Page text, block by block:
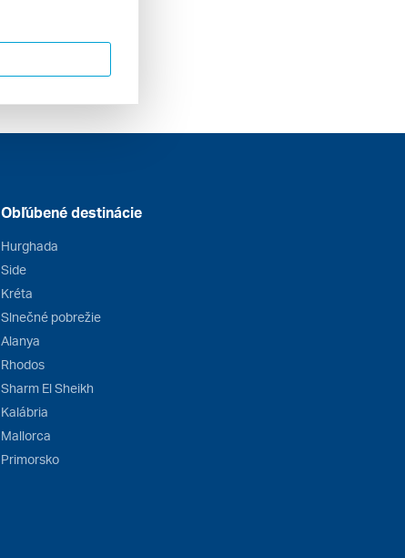
Obľúbené destinácie
Hurghada
Side
Kréta
Slnečné pobrežie
Alanya
Rhodos
Sharm El Sheikh
Kalábria
Mallorca
Primorsko